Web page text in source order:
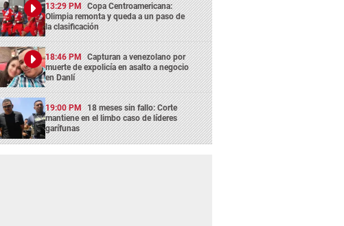
13:29 PM Copa Centroamericana:
Olimpia remonta y queda a un paso de
la clasificación
18:46 PM Capturan a venezolano por
muerte de expolicía en asalto a negocio
en Danlí
19:00 PM 18 meses sin fallo: Corte
mantiene en el limbo caso de líderes
garífunas